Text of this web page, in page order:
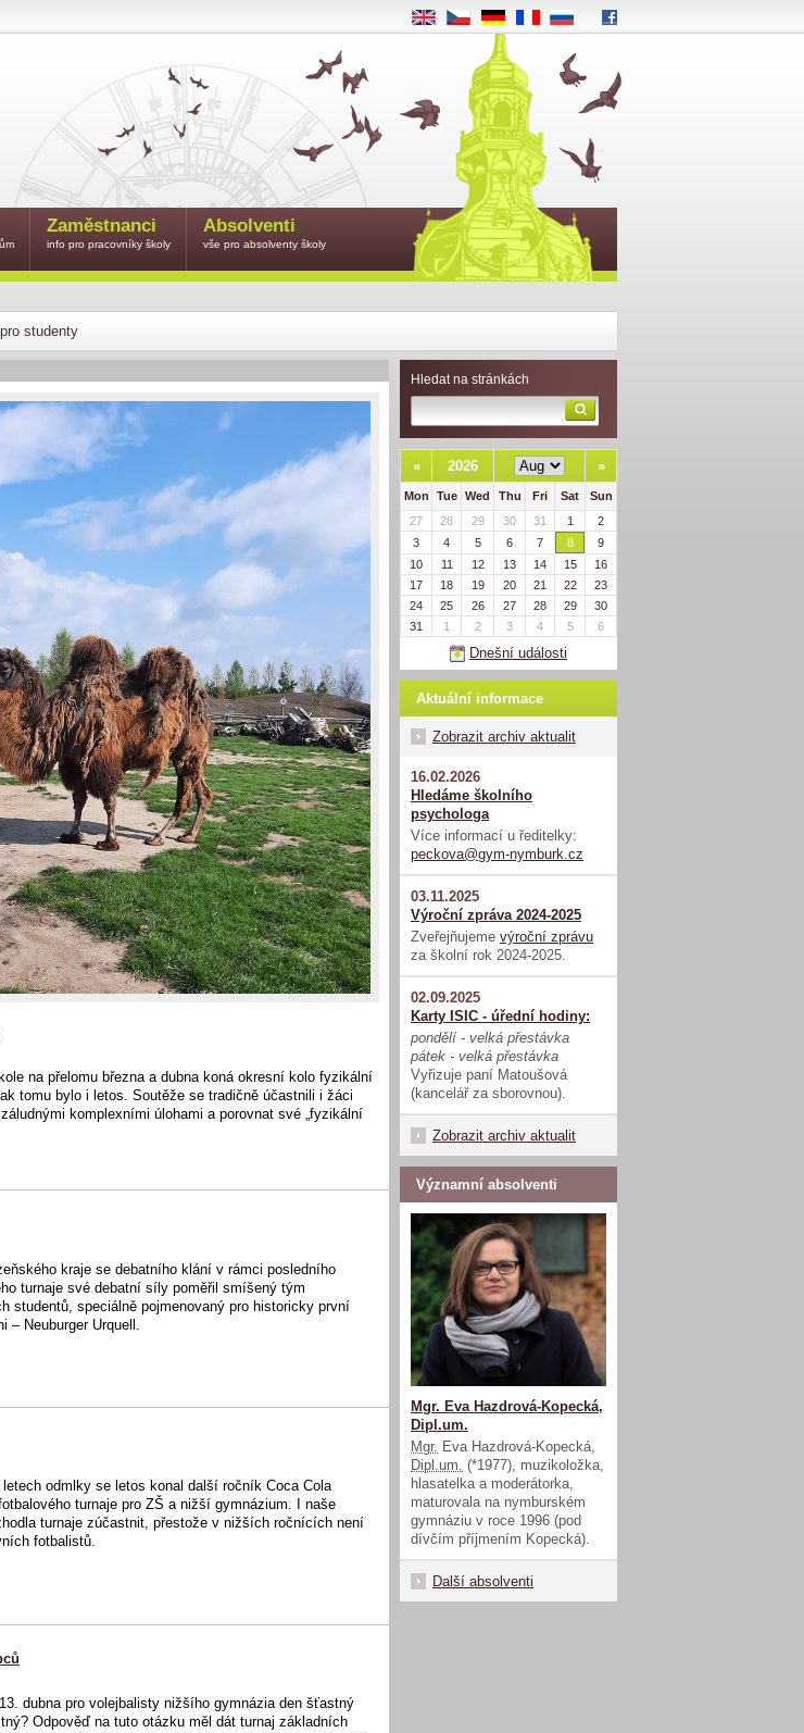
studenty
na přelomu března a dubna koná okresní kolo fyzikální
tomu bylo i letos. Soutěže se tradičně účastnili i žáci
komplexními úlohami a porovnat své „fyzikální
kraje se debatního klání v rámci posledního
turnaje své debatní síly poměřil smíšený tým
studentů, speciálně pojmenovaný pro historicky první
– Neuburger Urquell.
letech odmlky se letos konal další ročník Coca Cola
turnaje pro ZŠ a nižší gymnázium. I naše
turnaje zúčastnit, přestože v nižších ročnících není
fotbalistů.
dubna pro volejbalisty nižšího gymnázia den šťastný
Odpověď na tuto otázku měl dát turnaj základních
Hledat na stránkách
« 2026 »
Mon Tue Wed Thu Fri Sat
Sun
27
28 29 30 31 1
2
3
4 5 6 7 8
9
10
11 12 13 14 15
16
17
18 19 20 21 22
23
24
25 26 27 28 29
30
31
1 2 3 4 5 6
Dnešní události
Aktuální informace
Zobrazit archiv aktualit
16.02.2026
Hledáme školního
psychologa
Více informací u ředitelky:
peckova@gym-nymburk.cz
03.11.2025
Výroční zpráva 2024-2025
Zveřejňujeme výroční zprávu
za školní rok 2024-2025.
02.09.2025
Karty ISIC - úřední hodiny:
pondělí - velká přestávka
pátek - velká přestávka
Vyřizuje paní Matoušová
(kancelář za sborovnou).
Zobrazit archiv aktualit
Významní absolventi
Mgr. Eva Hazdrová-Kopecká,
Dipl.um.
Mgr. Eva Hazdrová-Kopecká,
Dipl.um. (*1977), muzikoložka,
hlasatelka a moderátorka,
maturovala na nymburském
gymnáziu v roce 1996 (pod
dívčím příjmením Kopecká).
Další absolventi
Zaměstnanci
info pro pracovníky školy
Absolventi
vše pro absolventy školy
EN CS DE RU